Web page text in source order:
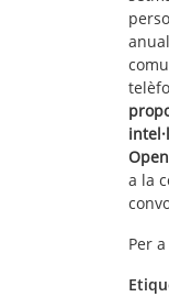
a la
Per